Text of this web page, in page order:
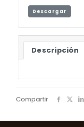
Descargar
Descripción
Compartir